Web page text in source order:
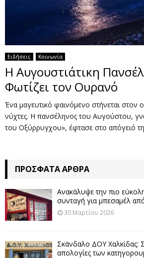
Ειδήσεις Κοινωνία
Η Αυγουστιάτικη
Φωτίζει τον Ουρανό
Ένα μαγευτικό φαινόμενο στήνεται στον
νύχτες. Η πανσέληνος του Αυγούστου,
του Οξύρρυγχου», έφτασε στο απόγειό
ΠΡΌΣΦΑΤΑ ΆΡΘΡΑ
Ανακάλυψε την πιο
συνταγή για μπεσαμέλ
30 Μαρτίου 2026
Σκάνδαλο ΔΟΥ Χαλκίδας:
απολογίες των